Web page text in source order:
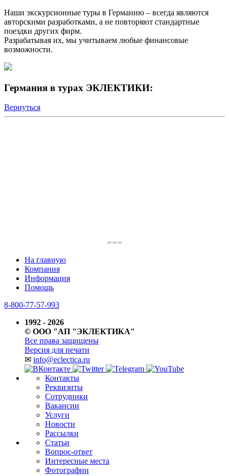
Наши экскурсионные туры в Германию – всегда являются
авторскими разработками, а не повторяют стандартные
поездки других фирм.
Разрабатывая их, мы учитываем любые финансовые
возможности.
Германия в турах ЭКЛЕКТИКИ:
Вернуться
На главную
Компания
Информация
Помощь
8-800-77-57-993
1992 - 2026
© ООО "АП "ЭКЛЕКТИКА"
Все права защищены
Версия для печати
✉ info@eclectica.ru
Контакты
Реквизиты
Сотрудники
Вакансии
Услуги
Новости
Рассылки
Статьи
Вопрос-ответ
Интересные места
Фотографии